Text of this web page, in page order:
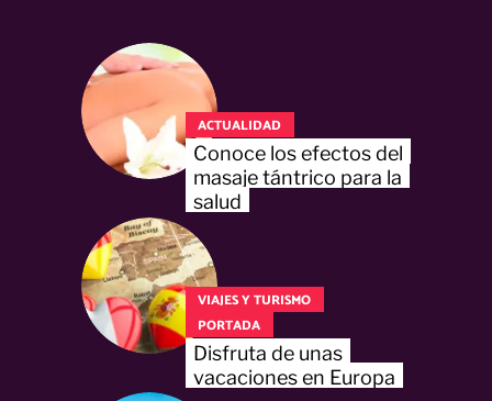
ACTUALIDAD
Conoce los efectos del
masaje tántrico para la
salud
VIAJES Y TURISMO
PORTADA
Disfruta de unas
vacaciones en Europa